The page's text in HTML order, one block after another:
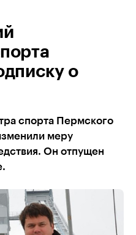
о
спорта Пермского
меру
Он отпущен